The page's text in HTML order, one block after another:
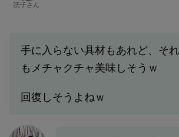
読子さん
手に入らない具材もあれど、そ
もメチャクチャ美味しそうｗ
回復しそうよねｗ